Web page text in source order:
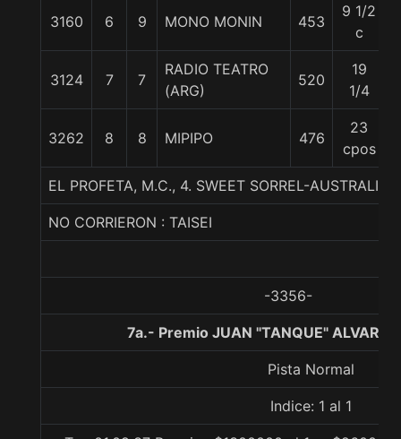
3160 6 9 MONO MONIN 453
9 1/2
c
3124 7 7
RADIO TEATRO
(ARG)
520
19
1/4
3262 8 8 MIPIPO 476
23
cpos
EL PROFETA, M.C., 4. SWEET SORREL-AUSTRALIS
NO CORRIERON : TAISEI
-3356-
7a.- Premio JUAN "TANQUE"
Pista Normal
Indice: 1 al 1